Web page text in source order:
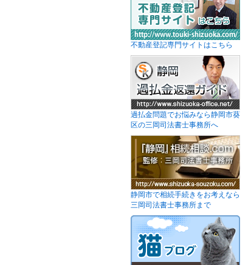
不動産登記専門サイトはこちら
過払金問題でお悩みなら静岡市葵
区の三岡司法書士事務所へ
静岡市で相続手続きをお考えなら
三岡司法書士事務所まで